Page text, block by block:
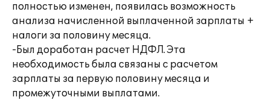
полностью изменен, появилась возможность
анализа начисленной выплаченной зарплаты +
налоги за половину месяца.
-Был доработан расчет НДФЛ. Эта
необходимость была связаны с расчетом
зарплаты за первую половину месяца и
промежуточными выплатами.